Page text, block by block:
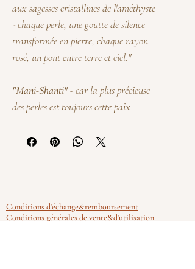
aux sagesses cristallines de l'améthyste
- chaque perle, une goutte de silence
transformée en pierre, chaque rayon
rosé, un pont entre terre et ciel."
"Mani-Shanti"- car la plus précieuse
des perles est toujours cette paix
secret lumineux contre sa peau.
aux reflets de nacre lunaire, qui dépose
sur votre peau son élixir apaisant. La
Conditions d'échange&remboursement
Conditions générales de vente&d'utilisation